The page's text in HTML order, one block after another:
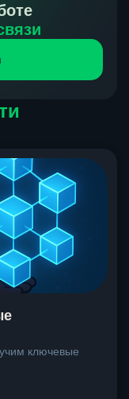
части
является
в онлайн-
ключевые